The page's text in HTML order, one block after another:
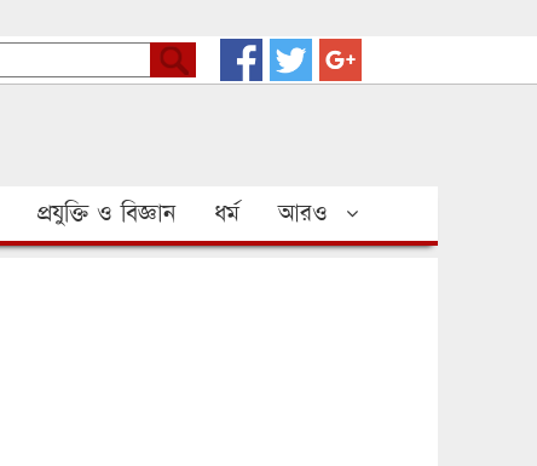
প্রযুক্তি ও বিজ্ঞান ধর্ম আরও